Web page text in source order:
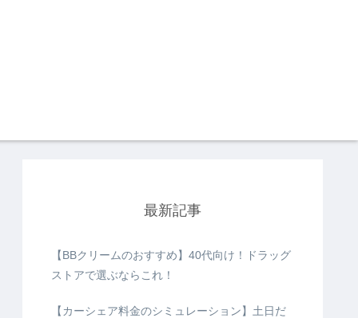
最新記事
【BBクリームのおすすめ】40代向け！ドラッグ
ストアで選ぶならこれ！
【カーシェア料金のシミュレーション】土日だ